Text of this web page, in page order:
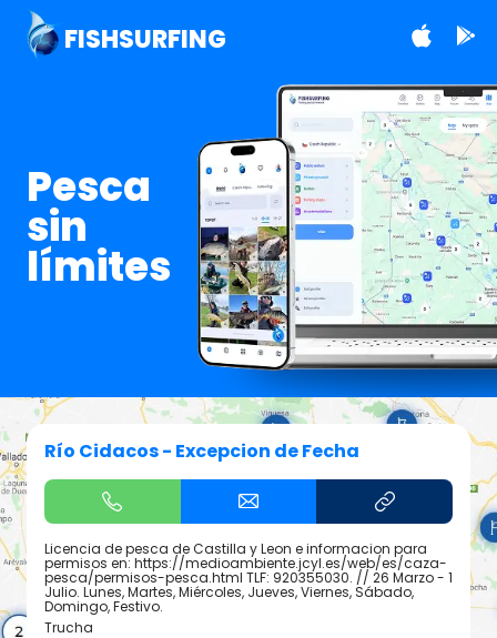
FISHSURFING
Pesca
sin
límites
Río Cidacos - Excepcion de Fecha
Licencia de pesca de Castilla y Leon e informacion para
permisos en: https://medioambiente.jcyl.es/web/es/caza-
pesca/permisos-pesca.html TLF: 920355030. // 26 Marzo - 1
Julio. Lunes, Martes, Miércoles, Jueves, Viernes, Sábado,
Domingo, Festivo.
Trucha